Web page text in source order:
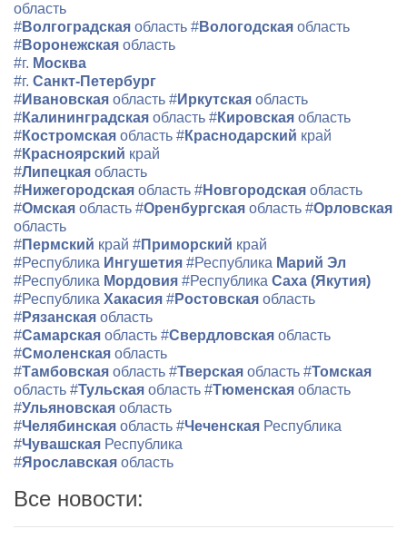
область
#Волгоградская область #Вологодская область
#Воронежская область
#г. Москва
#г. Санкт-Петербург
#Ивановская область #Иркутская область
#Калининградская область #Кировская область
#Костромская область #Краснодарский край
#Красноярский край
#Липецкая область
#Нижегородская область #Новгородская область
#Омская область #Оренбургская область #Орловская
область
#Пермский край #Приморский край
#Республика Ингушетия #Республика Марий Эл
#Республика Мордовия #Республика Саха (Якутия)
#Республика Хакасия #Ростовская область
#Рязанская область
#Самарская область #Свердловская область
#Смоленская область
#Тамбовская область #Тверская область #Томская
область #Тульская область #Тюменская область
#Ульяновская область
#Челябинская область #Чеченская Республика
#Чувашская Республика
#Ярославская область
Все новости: